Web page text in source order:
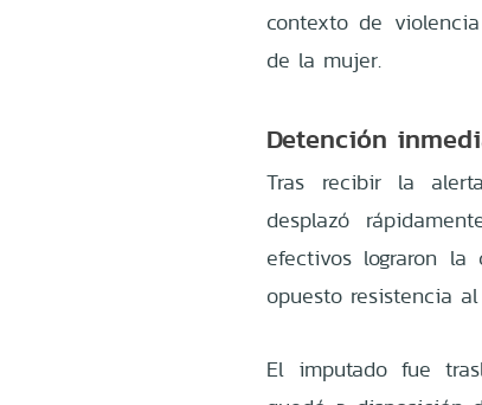
contexto de
de la mujer.
Detención
Tras recibir la
desplazó
efectivos lograron la
opuesto resistencia
El imputado fue